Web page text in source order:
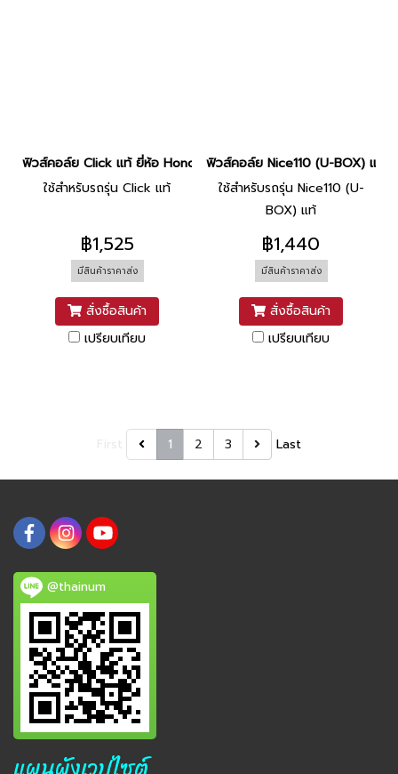
ฟิวส์คอล์ย Click แท้ ยี่ห้อ Honda
ใช้สำหรับรถรุ่น Click แท้
฿1,525
มีสินค้าราคาส่ง
สั่งซื้อสินค้า
เปรียบเทียบ
ฟิวส์คอล์ย Nice110 (U-BOX) แท้
ใช้สำหรับรถรุ่น Nice110 (U-
BOX) แท้
฿1,440
มีสินค้าราคาส่ง
สั่งซื้อสินค้า
เปรียบเทียบ
1 2 3 Last
@thainum